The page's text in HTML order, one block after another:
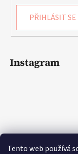
Tento web používá
PŘIHLÁSIT SE
Instagram